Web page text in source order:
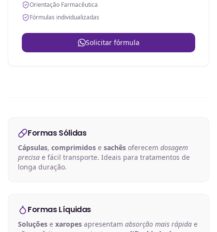
Orientação Farmacêutica
Fórmulas individualizadas
Solicitar fórmula
Formas Sólidas
Cápsulas, comprimidos e sachês oferecem dosagem
precisa e fácil transporte. Ideais para tratamentos de
longa duração.
Formas Líquidas
Soluções e xaropes apresentam absorção mais rápida e